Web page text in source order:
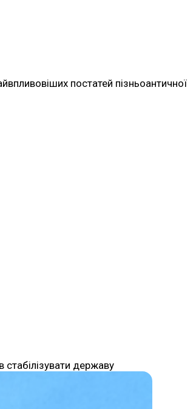
постатей пізньоантичної
стабілізувати державу